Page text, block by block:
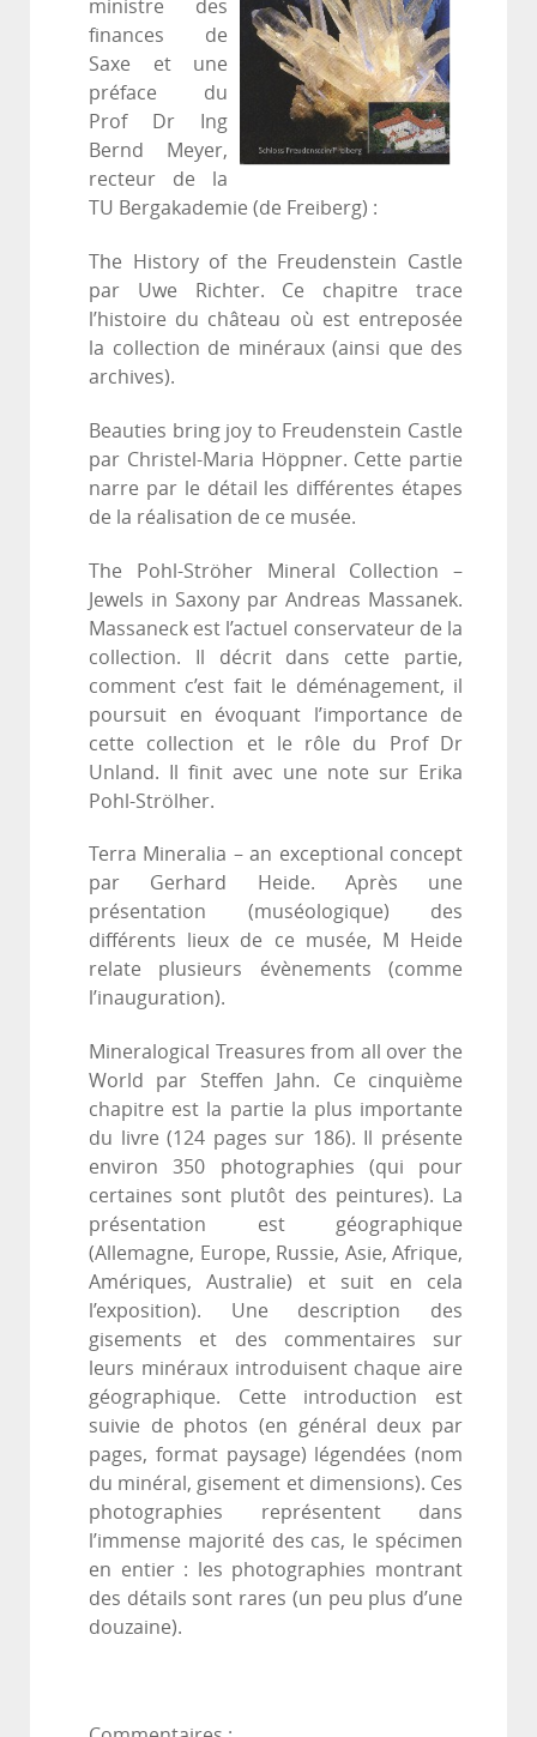
ministre des
finances de
Saxe et une
préface du
Prof Dr Ing
Bernd Meyer,
recteur de la
TU Bergakademie (de Freiberg) :
The History of the Freudenstein Castle
par Uwe Richter. Ce chapitre trace
l’histoire du château où est entreposée
la collection de minéraux (ainsi que des
archives).
Beauties bring joy to Freudenstein Castle
par Christel-Maria Höppner. Cette partie
narre par le détail les différentes étapes
de la réalisation de ce musée.
The Pohl-Ströher Mineral Collection –
Jewels in Saxony par Andreas Massanek.
Massaneck est l’actuel conservateur de la
collection. Il décrit dans cette partie,
comment c’est fait le déménagement, il
poursuit en évoquant l’importance de
cette collection et le rôle du Prof Dr
Unland. Il finit avec une note sur Erika
Pohl-Strölher.
Terra Mineralia – an exceptional concept
par Gerhard Heide. Après une
présentation (muséologique) des
différents lieux de ce musée, M Heide
relate plusieurs évènements (comme
l’inauguration).
Mineralogical Treasures from all over the
World par Steffen Jahn. Ce cinquième
chapitre est la partie la plus importante
du livre (124 pages sur 186). Il présente
environ 350 photographies (qui pour
certaines sont plutôt des peintures). La
présentation est géographique
(Allemagne, Europe, Russie, Asie, Afrique,
Amériques, Australie) et suit en cela
l’exposition). Une description des
gisements et des commentaires sur
leurs minéraux introduisent chaque aire
géographique. Cette introduction est
suivie de photos (en général deux par
pages, format paysage) légendées (nom
du minéral, gisement et dimensions). Ces
photographies représentent dans
l’immense majorité des cas, le spécimen
en entier : les photographies montrant
des détails sont rares (un peu plus d’une
douzaine).